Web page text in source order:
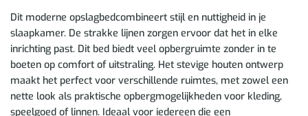
Dit moderne opslagbedcombineert stijl en nuttigheid in je
slaapkamer. De strakke lijnen zorgen ervoor dat het in elke
inrichting past. Dit bed biedt veel opbergruimte zonder in te
boeten op comfort of uitstraling. Het stevige houten ontwerp
maakt het perfect voor verschillende ruimtes, met zowel een
nette look als praktische opbergmogelijkheden voor kleding,
speelgoed of linnen. Ideaal voor iedereen die een